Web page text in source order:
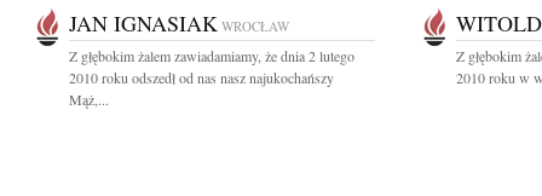
JAN IGNASIAK WROCŁAW
Z głębokim żalem zawiadamiamy, że dnia 2 lutego
2010 roku odszedł od nas nasz najukochańszy
Mąż,...
Z głębokim
2010 roku w